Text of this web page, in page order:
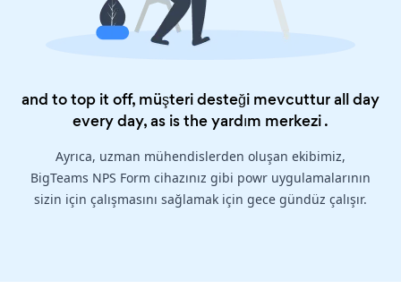
and to top it off, müşteri desteği mevcuttur all day
every day, as is theyardım merkezi.
Ayrıca, uzman mühendislerden oluşan ekibimiz,
BigTeams NPS Form cihazınız gibi powr uygulamalarının
sizin için çalışmasını sağlamak için gece gündüz çalışır.